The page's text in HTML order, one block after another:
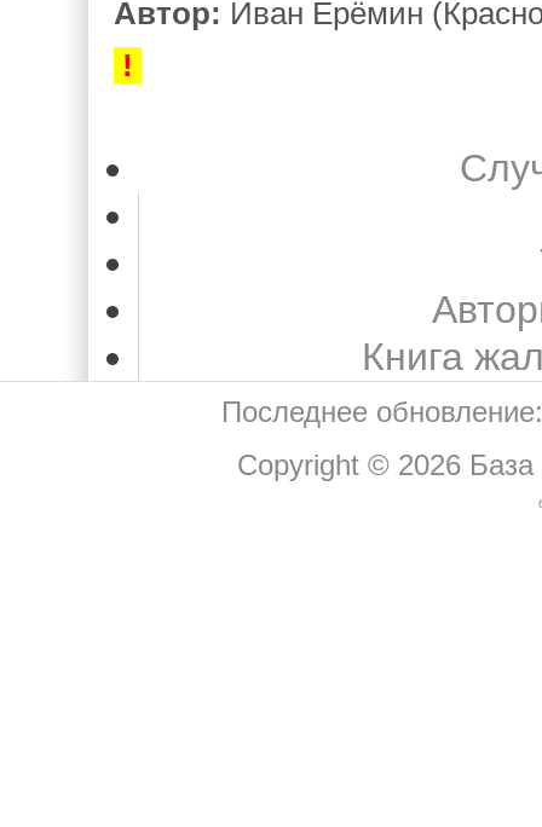
Автор: Иван Ерёмин
!
Книга
Последнее
Copyright © 2026 База